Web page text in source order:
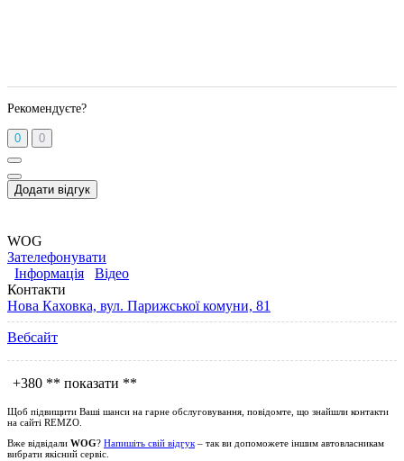
Рекомендуєте?
0 0
Додати відгук
WOG
Зателефонувати
Інформація
Відео
Контакти
Нова Каховка, вул. Парижської комуни, 81
Вебсайт
+380 ** показати **
Щоб підвищити Ваші шанси на гарне обслуговування, повідомте, що знайшли контакти
на сайті REMZO
Вже відвідали WOG? Напишіть свій відгук– так ви допоможете іншим автовласникам
вибрати якісний сервіс.